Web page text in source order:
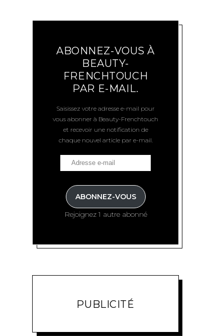
ABONNEZ-VOUS À
BEAUTY-
FRENCHTOUCH
PAR E-MAIL.
Saisissez votre adresse e-mail pour
vous abonner à Beauty-Frenchtouch
et recevoir une notification de
chaque nouvel article par e-mail.
ABONNEZ-VOUS
Rejoignez 1 autre abonné
PUBLICITÉ